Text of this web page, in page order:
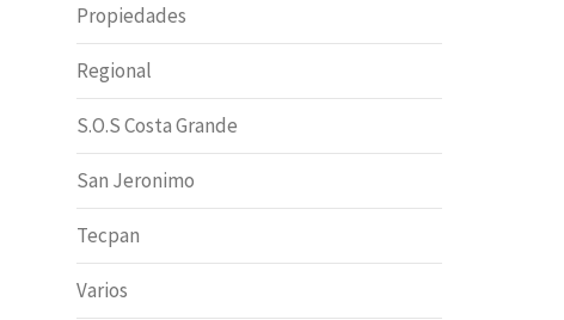
Propiedades
Regional
S.O.S Costa Grande
San Jeronimo
Tecpan
Varios